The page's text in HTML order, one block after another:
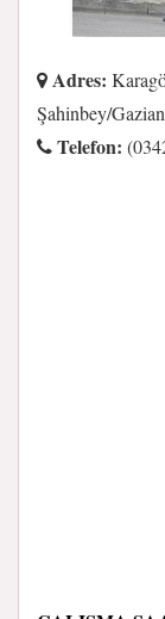
Adres:
Şahinbey/
Telefon: